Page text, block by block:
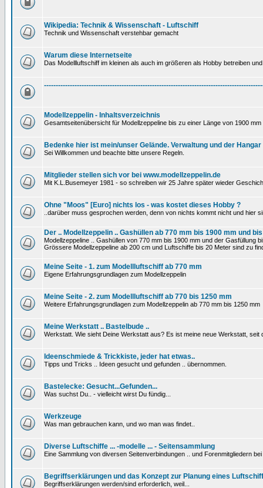
Wikipedia: Technik & Wissenschaft - Luftschiff
Technik und Wissenschaft verstehbar gemacht
Warum diese Internetseite
Das Modellluftschiff im kleinen als auch im größeren als Hobby betreiben
Modellzeppelin - Inhaltsverzeichnis
Gesamtseitenübersicht für Modellzeppeline bis zu einer Länge von 1900 mm
Bedenke hier ist mein/unser Gelände. Verwaltung und der Hangar
Sei Willkommen und beachte bitte unsere Regeln.
Mitglieder stellen sich vor bei www.modellzeppelin.de
Mit K.L.Busemeyer 1981 - so schreiben wir 25 Jahre später wieder
Ohne "Moos" [Euro] nichts los - was kostet dieses Hobby ?
..darüber muss gesprochen werden, denn von nichts kommt nicht und hier
Der .. Modellzeppelin .. Gashüllen ab 770 mm bis 1900 mm und
Modellzeppeline .. Gashüllen von 770 mm bis 1900 mm und der
Grössere Modellzeppeline ab 200 cm und Luftschiffe bis 20 Meter sind zu
Meine Seite - 1. zum Modellluftschiff ab 770 mm
Eigene Erfahrungsgrundlagen zum Modellzeppelin
Meine Seite - 2. zum Modellluftschiff ab 770 bis 1250 mm
Weitere Erfahrungsgrundlagen zum Modellzeppelin ab 770 mm bis 1250 mm
Meine Werkstatt .. Bastelbude ..
Werkstatt. Wie sieht Deine Werkstatt aus? Es ist meine neue Werkstatt, seit
Ideenschmiede & Trickkiste, jeder hat etwas..
Tipps und Tricks .. Ideen gesucht und gefunden .. übernommen.
Bastelecke: Gesucht...Gefunden...
Was suchst Du.. - vielleicht wirst Du fündig...
Werkzeuge
Was man gebrauchen kann, und wo man was findet..
Diverse Luftschiffe ... -modelle ... - Seitensammlung
Eine Sammlung von diversen Seitenverbindungen .. und Forenmitgliedern
Begriffserklärungen und das Konzept zur Planung eines
Begriffserklärungen werden/sind erforderlich, weil...